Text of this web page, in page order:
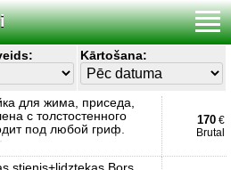
Kārtošana:
для жима, приседа,
с толстостенного
под любой гриф.
170 €
Brutal